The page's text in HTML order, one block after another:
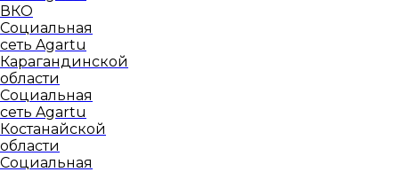
ВКО
Социальная
сеть Agartu
Карагандинской
области
Социальная
сеть Agartu
Костанайской
области
Социальная